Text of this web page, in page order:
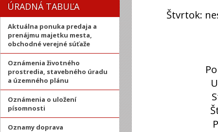
ÚRADNÁ TABUĽA
Aktuálna ponuka predaja a
prenájmu majetku mesta,
obchodné verejné súťaže
Oznámenia životného
prostredia, stavebného úradu
a územného plánu
Oznámenia o uložení
písomnosti
Oznamy doprava
Štvrtok: